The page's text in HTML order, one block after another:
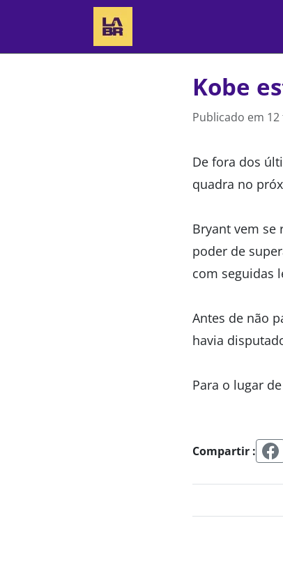
Kobe
Publicado em
De fora dos
quadra no
Bryant vem se
poder de
com seguidas
Antes de não
havia
Para o lugar
Compartir :